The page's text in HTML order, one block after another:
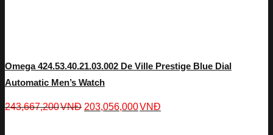
Omega 424.53.40.21.03.002 De Ville Prestige Blue Dial
Automatic Men’s Watch
243,667,200VNĐ 203,056,000VNĐ